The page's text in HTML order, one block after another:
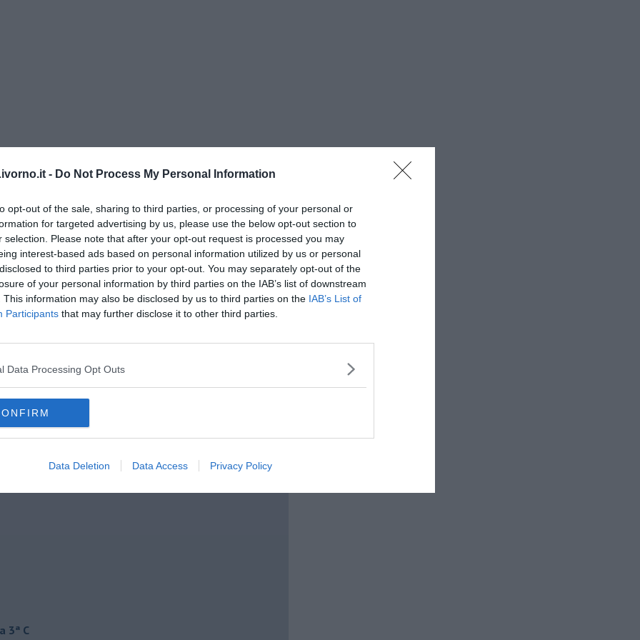
- Do Not Process My Personal Information
opt-out of the sale, sharing to third parties, or processing of your personal or
for targeted advertising by us, please use the below opt-out section to
selection. Please note that after your opt-out request is processed you may
interest-based ads based on personal information utilized by us or personal
to third parties prior to your opt-out. You may separately opt-out of the
of your personal information by third parties on the IAB’s list of downstream
This information may also be disclosed by us to third parties on the IAB’s List of
Participants that may further disclose it to other third parties.
Data Processing Opt Outs
Data Deletion Data Access Privacy Policy
di Marco Celati
3ª C